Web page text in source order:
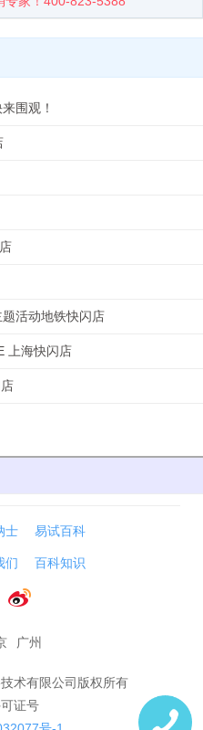
围观！
活动地铁快闪店
上海快闪店
士 易试百科
们 百科知识
广州
术有限公司版权所有
证号